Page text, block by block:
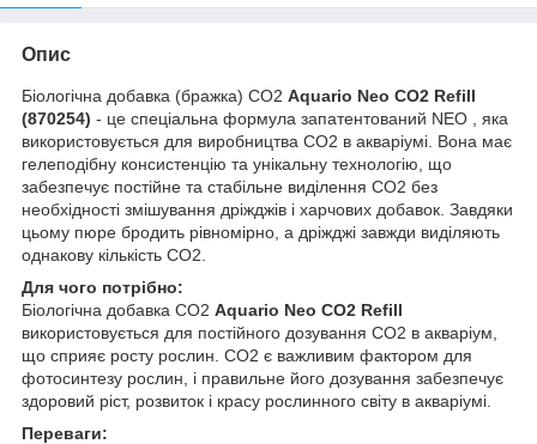
Опис
Біологічна добавка (бражка) CO2 Aquario Neo CO2 Refill
(870254) - це спеціальна формула запатентований NEO , яка
використовується для виробництва CO2 в акваріумі. Вона має
гелеподібну консистенцію та унікальну технологію, що
забезпечує постійне та стабільне виділення CO2 без
необхідності змішування дріжджів і харчових добавок. Завдяки
цьому пюре бродить рівномірно, а дріжджі завжди виділяють
однакову кількість CO2.
Для чого потрібно:
Біологічна добавка CO2 Aquario Neo CO2 Refill
використовується для постійного дозування CO2 в акваріум,
що сприяє росту рослин. CO2 є важливим фактором для
фотосинтезу рослин, і правильне його дозування забезпечує
здоровий ріст, розвиток і красу рослинного світу в акваріумі.
Переваги: